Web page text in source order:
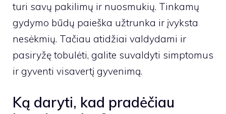
turi savų pakilimų ir nuosmukių. Tinkamų
gydymo būdų paieška užtrunka ir įvyksta
nesėkmių. Tačiau atidžiai valdydami ir
pasiryžę tobulėti, galite suvaldyti simptomus
ir gyventi visavertį gyvenimą.
Ką daryti, kad pradėčiau